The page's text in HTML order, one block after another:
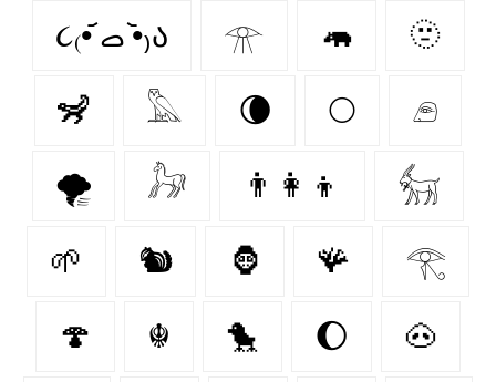
૮₍•᷄ ࡇ •᷅₎ა 𓁿 🦛 🫥
🦨 𓅓 🌘 🌕 𓂉
🌪️ 𓃗 👨‍👩‍👦 𓃶
🌱 🐿 🦍 🪸 𓂀
🍄‍ ☬ 🐤 🌔 🐽